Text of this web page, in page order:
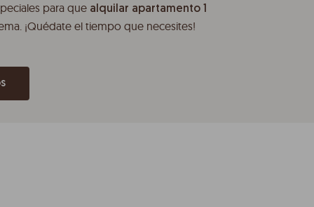
para que alquilar apartamento 1
¡Quédate el tiempo que necesites!